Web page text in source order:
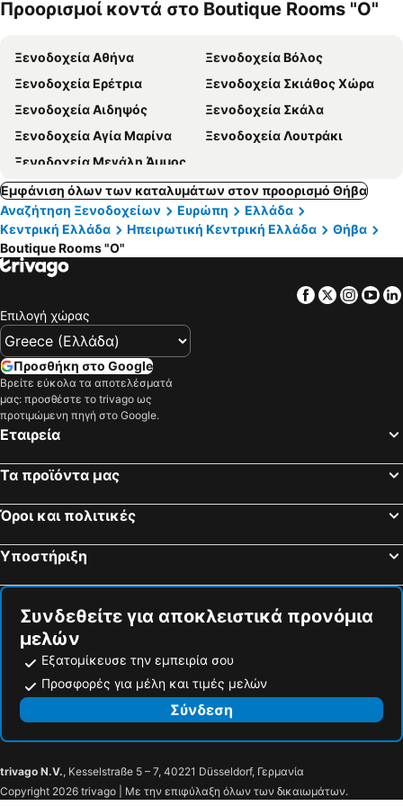
Προορισμοί κοντά στο Boutique Rooms "O"
Ξενοδοχεία Αθήνα
Ξενοδοχεία Βόλος
Ξενοδοχεία Ερέτρια
Ξενοδοχεία Σκιάθος Χώρα
Ξενοδοχεία Αιδηψός
Ξενοδοχεία Σκάλα
Ξενοδοχεία Αγία Μαρίνα
Ξενοδοχεία Λουτράκι
Ξενοδοχεία Μεγάλη Άμμος
Εμφάνιση όλων των καταλυμάτων στον προορισμό Θήβα
Αναζήτηση Ξενοδοχείων
Ευρώπη
Ελλάδα
Κεντρική Ελλάδα
Ηπειρωτική Κεντρική Ελλάδα
Θήβα
Boutique Rooms "O"
Facebook
Twitter
Επιλογή χώρας
Προσθήκη στο Google
Βρείτε εύκολα τα αποτελέσματά
μας: προσθέστε το trivago ως
προτιμώμενη πηγή στο Google.
Εταιρεία
Τα προϊόντα μας
Όροι και πολιτικές
Υποστήριξη
Συνδεθείτε για αποκλειστικά προνόμια
μελών
Εξατομίκευσε την εμπειρία σου
Προσφορές για μέλη και τιμές μελών
Σύνδεση
trivago N.V., Kesselstraße 5 – 7, 40221 Düsseldorf, Γερμανία
Copyright 2026 trivago | Με την επιφύλαξη όλων των δικαιωμάτων.